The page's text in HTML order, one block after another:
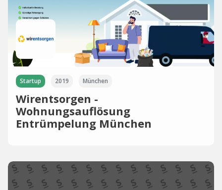
Startup 2019 München
Wirentsorgen -
Wohnungsauflösung
Entrümpelung München